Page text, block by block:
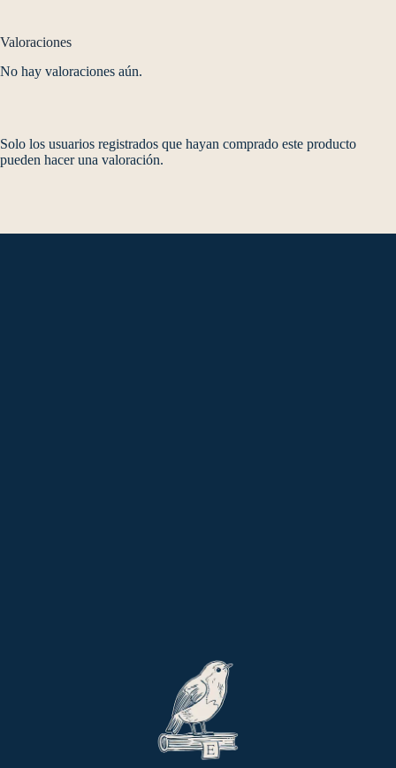
Valoraciones
No hay valoraciones aún.
Solo los usuarios registrados que hayan comprado este producto
pueden hacer una valoración.